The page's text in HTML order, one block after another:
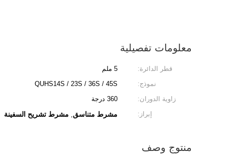
معلومات تفصيلية
قطر الدائرة: 5 ملم
نموذج:
QUHS14S / 23S / 36S / 45S
زاوية الدوران:
360 درجة
إبراز:
مشرط متناسق, مشرط تشريح السفينة
منتوج وصف